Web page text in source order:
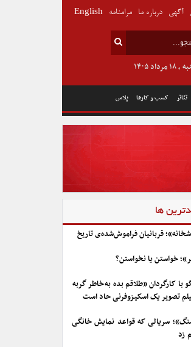
تئاتر کسب و کارها پلاس
۱۴۰۵
آگهی درباره ما مرامنامه English
ها
قربانیان فراموش‌شده‌ی تاریخ
خواستن یا نخواستن؟
با کارگردان «طلاقم بده به خاطر گربه
تصویر یک اسکیزوفرنی حاد است
سریالی که قواعد نمایش خانگی
زد